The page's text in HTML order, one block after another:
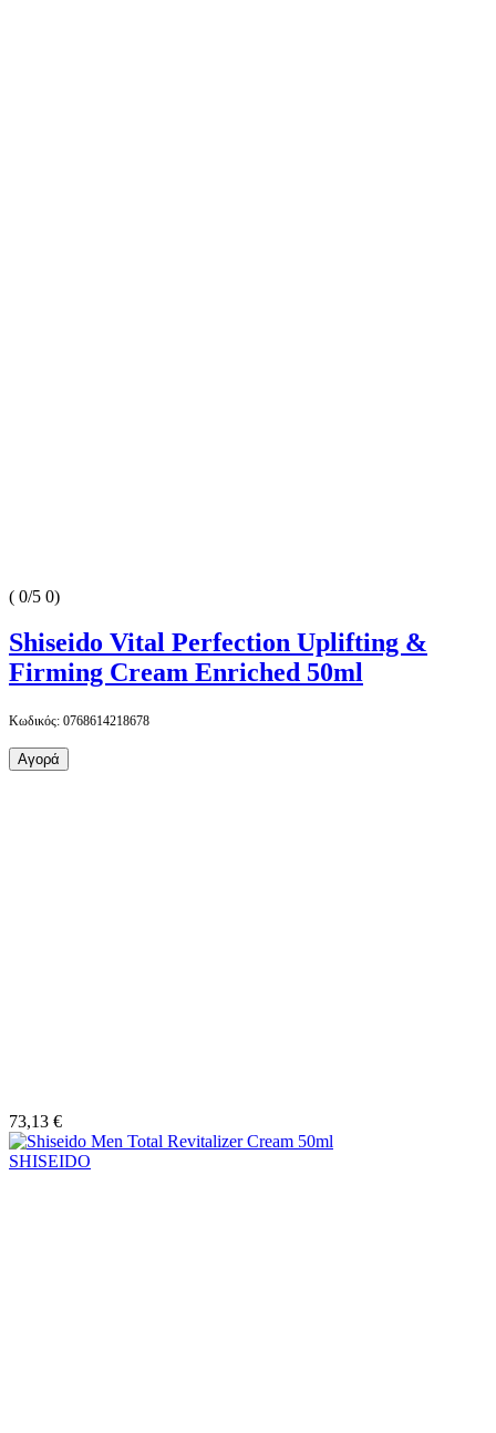
( 0/5 0)
Shiseido Vital Perfection Uplifting &
Firming Cream Enriched 50ml
Κωδικός: 0768614218678
Αγορά
73,13 €
SHISEIDO